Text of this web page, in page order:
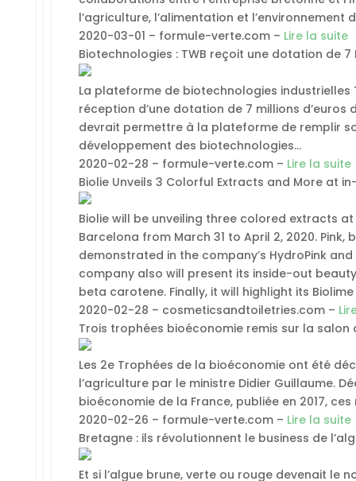
l’agriculture, l’alimentation et l’environnement
2020-03-01 – formule-verte.com – Lire la suite
Biotechnologies : TWB reçoit une dotation de 7
La plateforme de biotechnologies industrielles
réception d’une dotation de 7 millions d’euros
devrait permettre à la plateforme de remplir
développement des biotechnologies…
2020-02-28 – formule-verte.com – Lire la suite
Biolie Unveils 3 Colorful Extracts and More at
Biolie will be unveiling three colored extracts
Barcelona from March 31 to April 2, 2020.
demonstrated in the company’s HydroPink
company also will present its inside-out
beta carotene. Finally, it will highlight its
2020-02-28 – cosmeticsandtoiletries.com –
Trois trophées bioéconomie remis sur la salon
Les 2e Trophées de la bioéconomie ont été
l’agriculture par le ministre Didier Guillaume.
bioéconomie de la France, publiée en 2017,
2020-02-26 – formule-verte.com – Lire la suite
Bretagne : ils révolutionnent le business de
Et si l’algue brune, verte ou rouge devenait le